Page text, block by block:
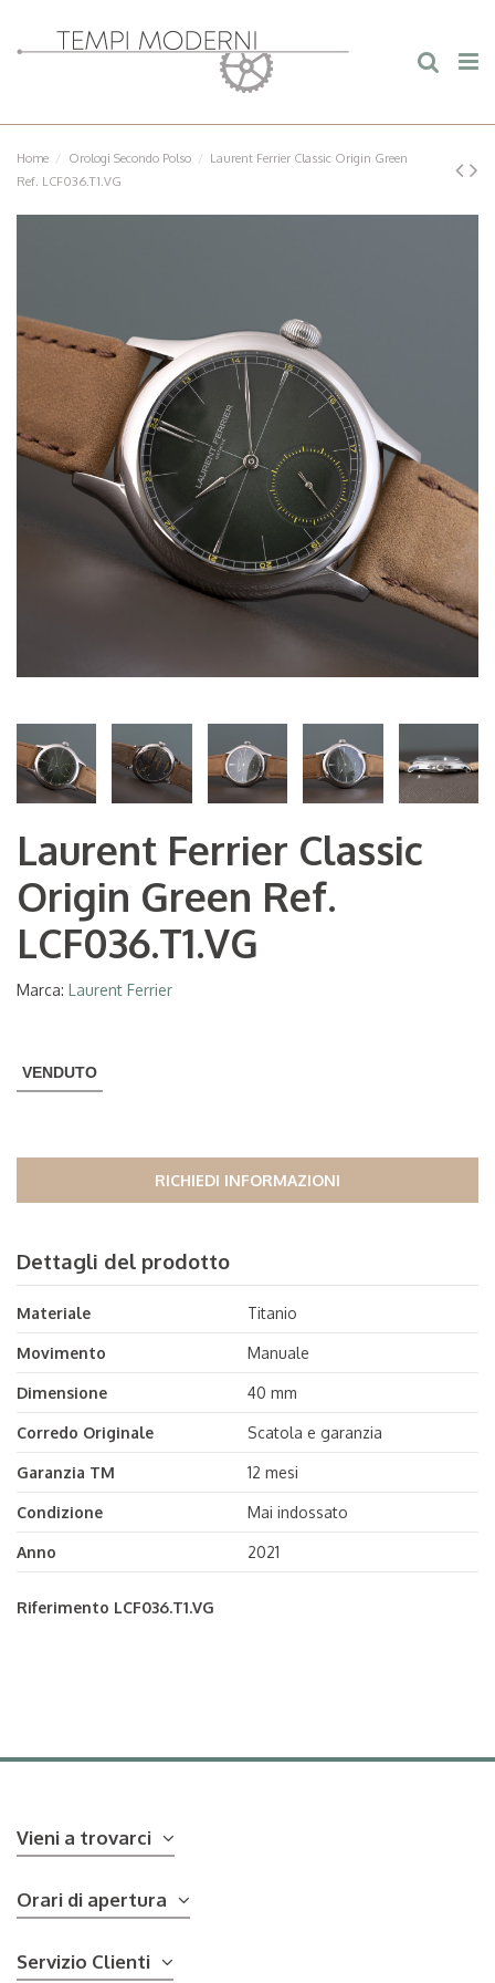
Home Orologi Secondo Polso
Laurent Ferrier Classic Origin Green
Ref. LCF036.T1.VG
Laurent Ferrier Classic
Origin Green Ref.
LCF036.T1.VG
Marca: Laurent Ferrier
VENDUTO
RICHIEDI INFORMAZIONI
Dettagli del prodotto
Materiale Titanio
Movimento Manuale
Dimensione 40 mm
Corredo Originale Scatola e garanzia
Garanzia TM 12 mesi
Condizione Mai indossato
Anno 2021
Riferimento LCF036.T1.VG
Vieni a trovarci
Orari di apertura
Servizio Clienti